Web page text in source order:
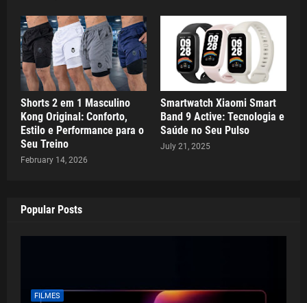
Shorts 2 em 1 Masculino
Kong Original: Conforto,
Estilo e Performance para o
Seu Treino
February 14, 2026
Smartwatch Xiaomi Smart
Band 9 Active: Tecnologia e
Saúde no Seu Pulso
July 21, 2025
Popular Posts
FILMES